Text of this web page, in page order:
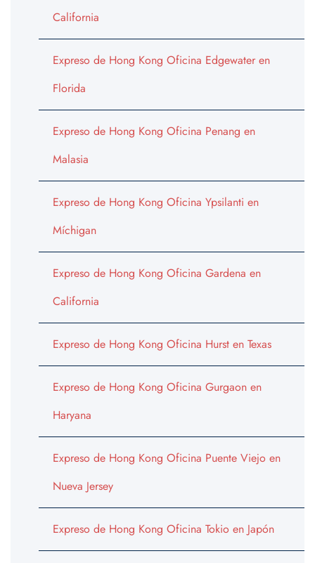
California
Expreso de Hong Kong Oficina Edgewater en
Florida
Expreso de Hong Kong Oficina Penang en
Malasia
Expreso de Hong Kong Oficina Ypsilanti en
Míchigan
Expreso de Hong Kong Oficina Gardena en
California
Expreso de Hong Kong Oficina Hurst en Texas
Expreso de Hong Kong Oficina Gurgaon en
Haryana
Expreso de Hong Kong Oficina Puente Viejo en
Nueva Jersey
Expreso de Hong Kong Oficina Tokio en Japón